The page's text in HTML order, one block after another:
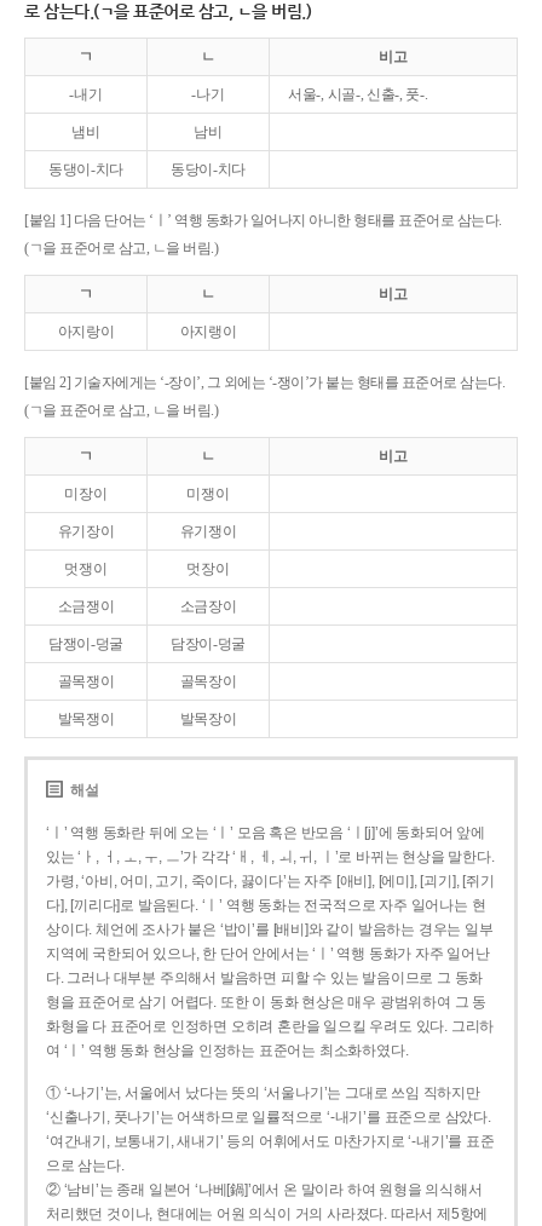
로 삼는다.(ㄱ을 표준어로 삼고, ㄴ을 버림.)
ㄱ ㄴ 비고
-내기 -나기 서울-, 시골-, 신출-, 풋-.
냄비 남비
동댕이-치다 동당이-치다
[붙임 1] 다음 단어는 ‘ㅣ’ 역행 동화가 일어나지 아니한 형태를 표준어로 삼는다.
(ㄱ을 표준어로 삼고, ㄴ을 버림.)
ㄱ ㄴ 비고
아지랑이 아지랭이
[붙임 2] 기술자에게는 ‘-장이’, 그 외에는 ‘-쟁이’가 붙는 형태를 표준어로 삼는다.
(ㄱ을 표준어로 삼고, ㄴ을 버림.)
ㄱ ㄴ 비고
미장이 미쟁이
유기장이 유기쟁이
멋쟁이 멋장이
소금쟁이 소금장이
담쟁이-덩굴 담장이-덩굴
골목쟁이 골목장이
발목쟁이 발목장이
해설
‘ㅣ’ 역행 동화란 뒤에 오는 ‘ㅣ’ 모음 혹은 반모음 ‘ㅣ[j]’에 동화되어 앞에
있는 ‘ㅏ, ㅓ, ㅗ, ㅜ, ㅡ’가 각각 ‘ㅐ, ㅔ, ㅚ, ㅟ, ㅣ’로 바뀌는 현상을 말한다.
가령, ‘아비, 어미, 고기, 죽이다, 끓이다’는 자주 [애비], [에미], [괴기], [쥐기
다], [끼리다]로 발음된다. ‘ㅣ’ 역행 동화는 전국적으로 자주 일어나는 현
상이다. 체언에 조사가 붙은 ‘밥이’를 [배비]와 같이 발음하는 경우는 일부
지역에 국한되어 있으나, 한 단어 안에서는 ‘ㅣ’ 역행 동화가 자주 일어난
다. 그러나 대부분 주의해서 발음하면 피할 수 있는 발음이므로 그 동화
형을 표준어로 삼기 어렵다. 또한 이 동화 현상은 매우 광범위하여 그 동
화형을 다 표준어로 인정하면 오히려 혼란을 일으킬 우려도 있다. 그리하
여 ‘ㅣ’ 역행 동화 현상을 인정하는 표준어는 최소화하였다.
① ‘-나기’는, 서울에서 났다는 뜻의 ‘서울나기’는 그대로 쓰임 직하지만
‘신출나기, 풋나기’는 어색하므로 일률적으로 ‘-내기’를 표준으로 삼았다.
‘여간내기, 보통내기, 새내기’ 등의 어휘에서도 마찬가지로 ‘-내기’를 표준
으로 삼는다.
② ‘남비’는 종래 일본어 ‘나베[鍋]’에서 온 말이라 하여 원형을 의식해서
처리했던 것이나, 현대에는 어원 의식이 거의 사라졌다. 따라서 제5항에